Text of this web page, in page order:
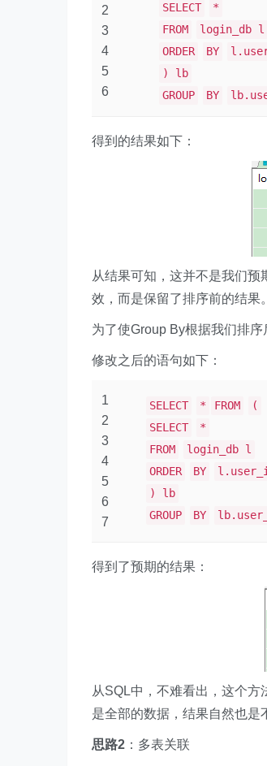
2
3
4
5
6
SELECT
*
FROM
login_db l
ORDER
BY
) lb
GROUP
BY
得到的结果如下：
从结果可知，这并不是我们
效，而是保留了排序前的结果。
为了使Group By根据我们排
修改之后的语句如下：
1
2
3
4
5
6
7
SELECT * FROM
(
SELECT
*
FROM
login_db l
ORDER
BY
) lb
GROUP
BY
得到了预期的结果：
从SQL中，不难看出，这个
是全部的数据，结果自然也是
思路2 ：多表关联